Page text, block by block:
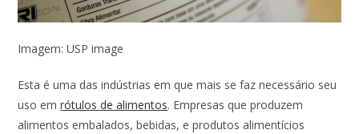
Imagem: USP image
Esta é uma das indústrias em que mais se faz necessário seu
uso emrótulos de alimentos. Empresas que produzem
alimentos embalados, bebidas, e produtos alimentícios